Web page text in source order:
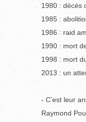
1980 : décès
1985 :
1986 : raid
1990 : mort
1998 : mort
2013 : un
- C’est leur
Raymond